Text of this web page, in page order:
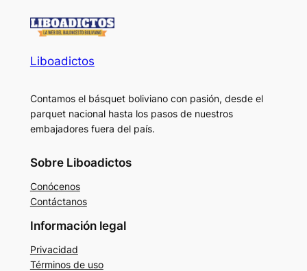
Liboadictos
Contamos el básquet boliviano con pasión, desde el
parquet nacional hasta los pasos de nuestros
embajadores fuera del país.
Sobre Liboadictos
Conócenos
Contáctanos
Información legal
Privacidad
Términos de uso